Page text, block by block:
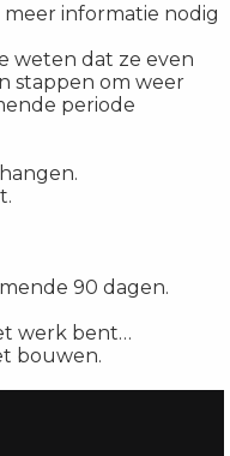
informatie nodig
weten dat ze even
stappen om weer
periode
90 dagen.
werk bent…
bouwen.